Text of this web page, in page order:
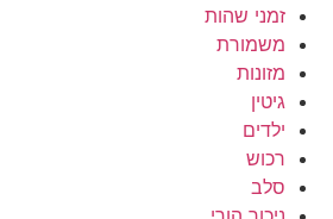
זמני שהות
משמורת
מזונות
גיטין
ילדים
רכוש
סלב